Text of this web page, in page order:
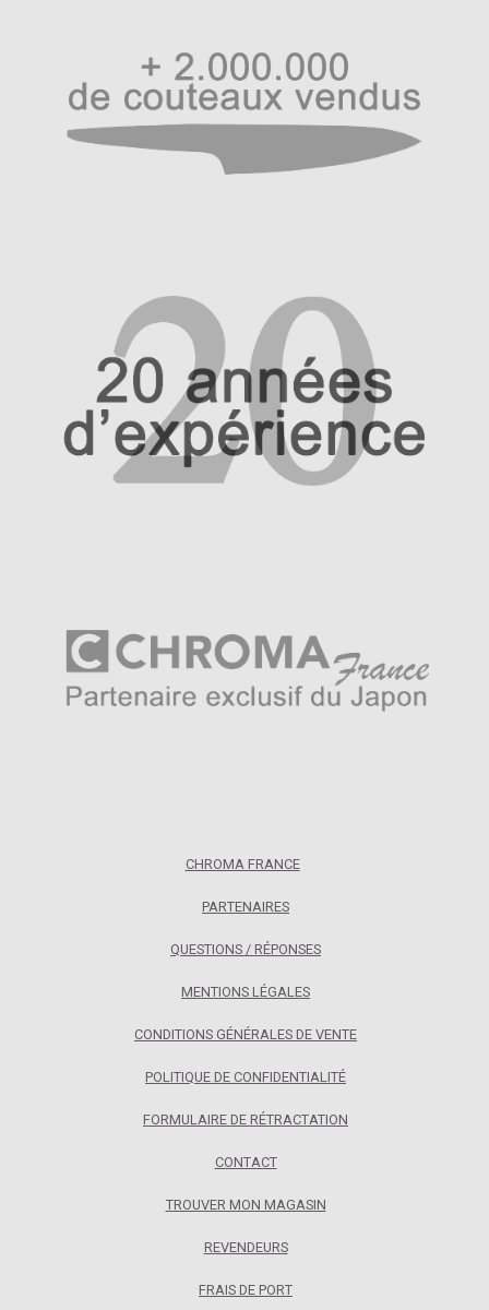
CHROMA FRANCE
PARTENAIRES
QUESTIONS / RÉPONSES
MENTIONS LÉGALES
CONDITIONS GÉNÉRALES DE VENTE
POLITIQUE DE CONFIDENTIALITÉ
FORMULAIRE DE RÉTRACTATION
CONTACT
TROUVER MON MAGASIN
REVENDEURS
FRAIS DE PORT